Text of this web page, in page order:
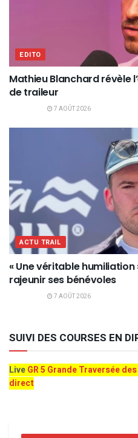
EDITO
Mathieu Blanchard révèle
de traileur
7 AOÛT 2026
ACTU TRAIL
« Une véritable humiliation
rajeunir ses bénévoles
7 AOÛT 2026
SUIVI DES COURSES EN
LiveGR 5 Grande Traversée
direct